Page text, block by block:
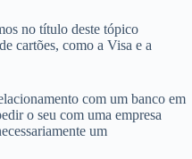
no título deste tópico
cartões, como a Visa e a
com um banco em
o seu com uma empresa
um